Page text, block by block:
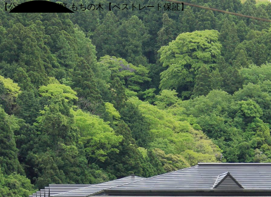
【公式】渓谷別庭 もちの木【ベストレート保証】